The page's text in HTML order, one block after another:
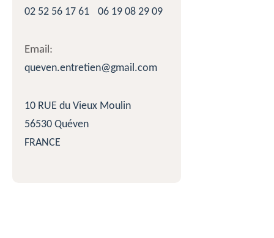
02 52 56 17 61
06 19 08 29 09
Email:
queven.entretien@gmail.com
10 RUE du Vieux Moulin
56530 Quéven
FRANCE